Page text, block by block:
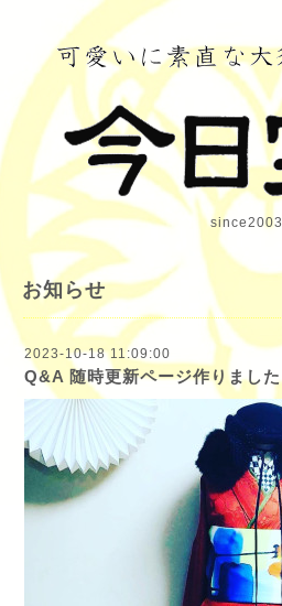
since2003
お知らせ
2023-10-18 11:09:00
Q&A 随時更新ページ作りました